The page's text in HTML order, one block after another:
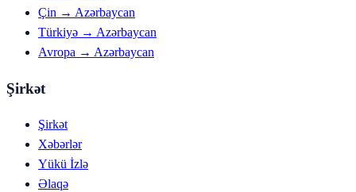
Çin → Azərbaycan
Türkiyə → Azərbaycan
Avropa → Azərbaycan
Şirkət
Şirkət
Xəbərlər
Yükü İzlə
Əlaqə